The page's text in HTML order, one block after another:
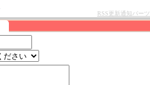
RSS更新通知パーツ